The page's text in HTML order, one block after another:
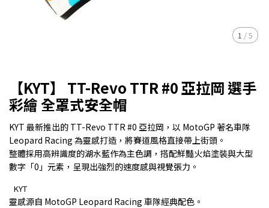
1 /5
【KYT】 TT-Revo TTR #0 亞拉岡 選手
彩繪 全罩式安全帽
KYT 最新推出的 TT-Revo TTR #0 亞拉岡，以 MotoGP 著名車隊
Leopard Racing 為靈感打造，將賽道風格直接帶上街頭。
整體採用高辨識度的湖水藍作為主色調，搭配鮮豔火焰塗裝與大型
數字「0」元素，呈現出強烈的速度感與視覺張力。
KYT
靈感源自 MotoGP Leopard Racing 車隊經典配色。